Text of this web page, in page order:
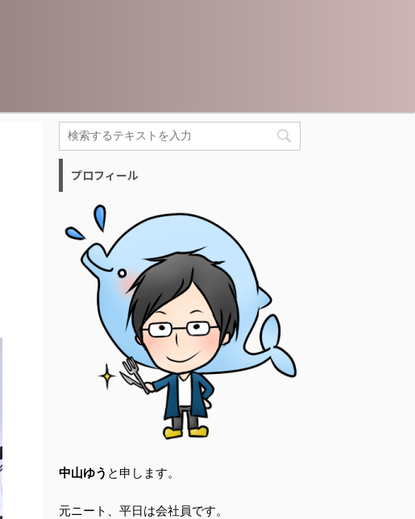
プロフィール
中山ゆう と申します。
元ニート、平日は会社員です。